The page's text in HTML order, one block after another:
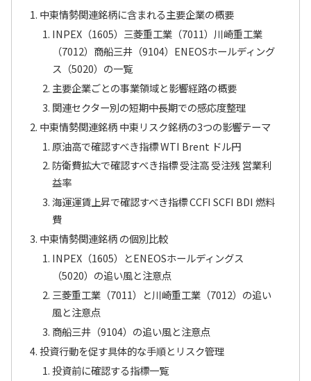
中東情勢関連銘柄に含まれる主要企業の概要
INPEX（1605）三菱重工業（7011）川崎重工業
（7012）商船三井（9104）ENEOSホールディング
ス（5020）の一覧
主要企業ごとの事業領域と影響経路の概要
関連セクター別の短期中長期での感応度整理
中東情勢関連銘柄 中東リスク銘柄の3つの影響テーマ
原油高で確認すべき指標 WTI Brent ドル円
防衛費拡大で確認すべき指標 受注高 受注残 営業利
益率
海運運賃上昇で確認すべき指標 CCFI SCFI BDI 燃料
費
中東情勢関連銘柄 の個別比較
INPEX（1605）とENEOSホールディングス
（5020）の追い風と注意点
三菱重工業（7011）と川崎重工業（7012）の追い
風と注意点
商船三井（9104）の追い風と注意点
投資行動を促す具体的な手順とリスク管理
投資前に確認する指標一覧